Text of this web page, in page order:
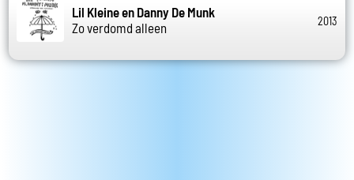
Lil Kleine en Danny De Munk
Zo verdomd alleen
2013